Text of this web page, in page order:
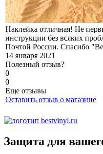
Наклейка отличная! Не
инструкции без всяких
Почтой России. Спасибо
14 января 2021
Полезный отзыв?
0
0
Еще отзывы
Оставить отзыв о магазине
Защита для